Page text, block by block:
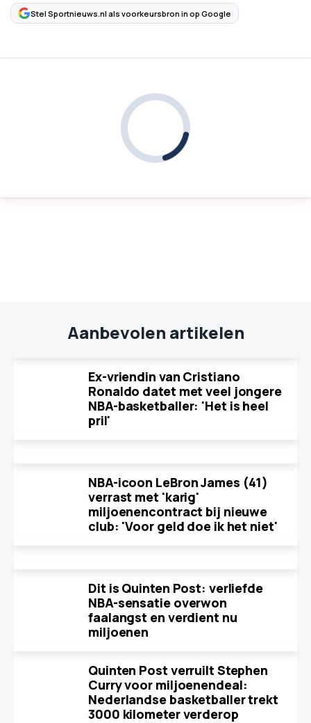
Stel Sportnieuws.nl als voorkeursbron in op Google
Aanbevolen artikelen
Ex-vriendin van Cristiano
Ronaldo datet met veel jongere
NBA-basketballer: 'Het is heel
pril'
NBA-icoon LeBron James (41)
verrast met 'karig'
miljoenencontract bij nieuwe
club: 'Voor geld doe ik het niet'
Dit is Quinten Post: verliefde
NBA-sensatie overwon
faalangst en verdient nu
miljoenen
Quinten Post verruilt Stephen
Curry voor miljoenendeal:
Nederlandse basketballer trekt
3000 kilometer verderop